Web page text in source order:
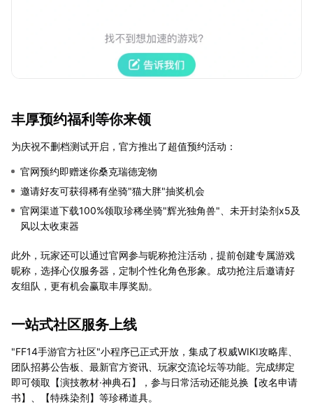
丰厚预约福利等你来领
为庆祝不删档测试开启，官方推出了超值预约活动：
官网预约即赠迷你桑克瑞德宠物
邀请好友可获得稀有坐骑"猫大胖"抽奖机会
官网渠道下载100%领取珍稀坐骑"辉光独角兽"、未开封染剂x5及
风以太收束器
此外，玩家还可以通过官网参与昵称抢注活动，提前创建专属游戏
昵称，选择心仪服务器，定制个性化角色形象。成功抢注后邀请好
友组队，更有机会赢取丰厚奖励。
一站式社区服务上线
"FF14手游官方社区"小程序已正式开放，集成了权威WIKI攻略库、
团队招募公告板、最新官方资讯、玩家交流论坛等功能。完成绑定
即可领取【演技教材·神典石】，参与日常活动还能兑换【改名申请
书】、【特殊染剂】等珍稀道具。